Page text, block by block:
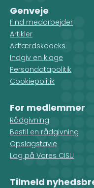
Genveje
Find medarbejder
Artikler
Adfærdskodeks
Indgiv en klage
Persondatapolitik
Cookiepolitik
For medlemmer
Rådgivning
Bestil en rådgivning
Opslagstavle
Log på Vores CISU
Tilmeld